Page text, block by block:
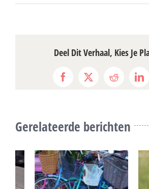
Deel Dit Verhaal, Kies Je
Facebook
X Reddit
Gerelateerde berichten